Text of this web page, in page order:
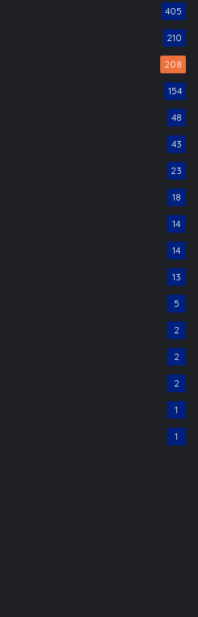
405
210
208
154
48
43
23
18
14
14
13
5
2
2
2
1
1